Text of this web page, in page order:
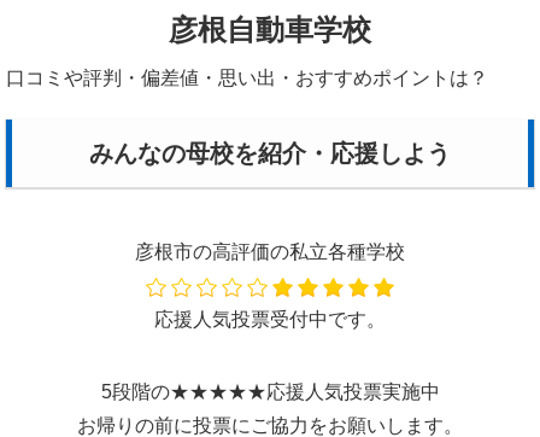
彦根自動車学校
口コミや評判・偏差値・思い出・おすすめポイントは？
みんなの母校を紹介・応援しよう
彦根市の高評価の私立各種学校
応援人気投票受付中です。
5段階の★★★★★応援人気投票実施中
お帰りの前に投票にご協力をお願いします。